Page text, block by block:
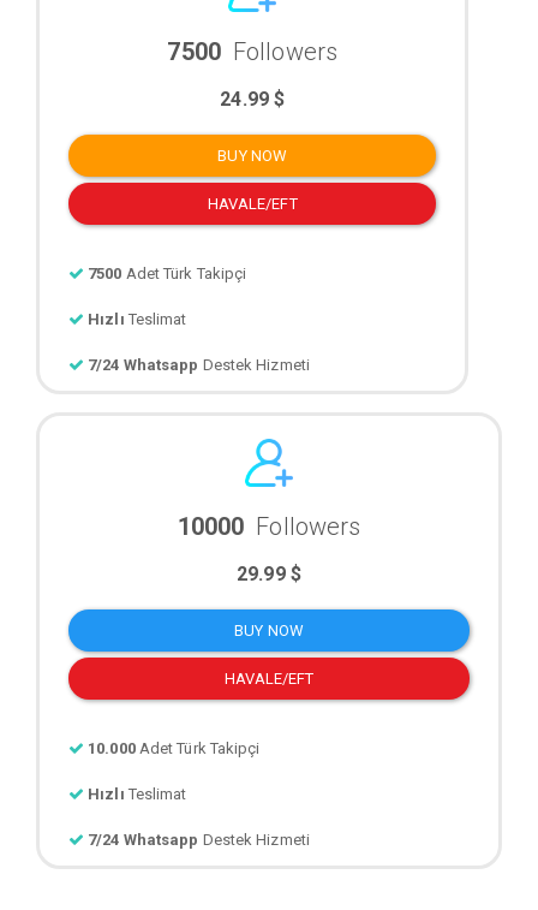
7500 Followers
24.99 $
BUY NOW
HAVALE/EFT
7500 Adet Türk Takipçi
Hızlı Teslimat
7/24 Whatsapp Destek Hizmeti
10000 Followers
29.99 $
BUY NOW
HAVALE/EFT
10.000 Adet Türk Takipçi
Hızlı Teslimat
7/24 Whatsapp Destek Hizmeti